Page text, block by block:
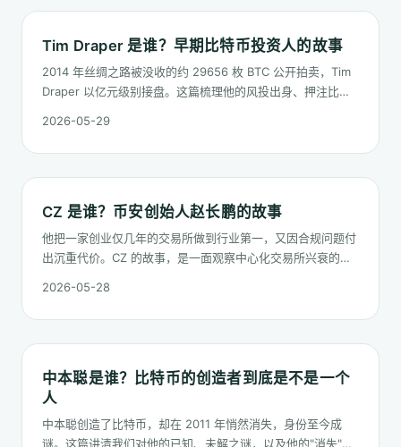
Tim Draper 是谁？早期比特币投资人的故事
2014 年丝绸之路被没收的约 29656 枚 BTC 公开拍卖，Tim
Draper 以亿元级别接盘。这篇梳理他的风投出身、押注比特
2026-05-29
CZ 是谁？币安创始人赵长鹏的故事
他把一家创业仅几年的交易所做到行业第一，又因合规问题付
出沉重代价。CZ 的故事，是一面观察中心化交易所兴衰的镜
2026-05-28
中本聪是谁？比特币的创造者到底是不是一个
人
中本聪创造了比特币，却在 2011 年悄然消失，身份至今成
谜。这篇讲清我们对他的已知、未解之谜，以及他的"消失"为